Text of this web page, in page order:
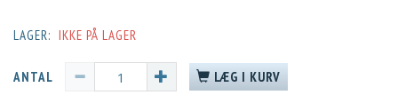
LAGER: IKKE PÅ LAGER
ANTAL LÆG I KURV